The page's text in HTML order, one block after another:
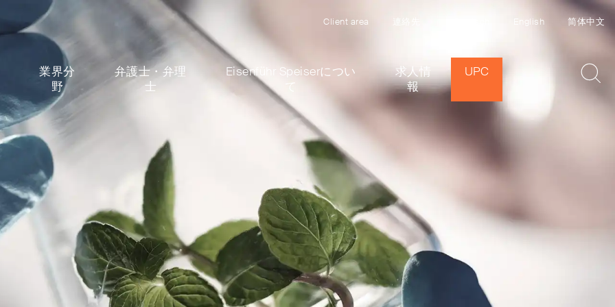
Client area English 简体中文
業界分
野
弁護士・弁理
士
Eisenführ Speiserについ
て
求人情
報
UPC